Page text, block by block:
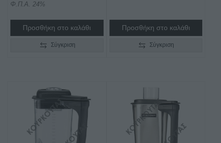
Φ.Π.Α. 24%
Προσθήκη στο καλάθι
Σύγκριση
Προσθήκη στο καλάθι
Σύγκριση